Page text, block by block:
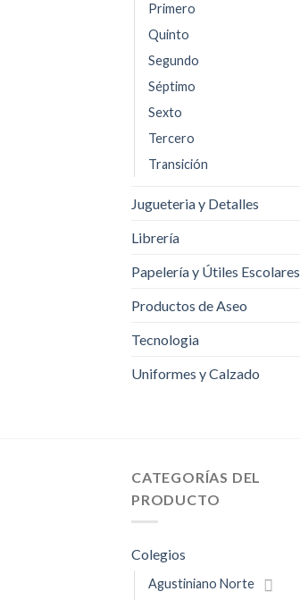
Primero
Quinto
Segundo
Séptimo
Sexto
Tercero
Transición
Jugueteria y Detalles
Librería
Papelería y Útiles Escolares
Productos de Aseo
Tecnologia
Uniformes y Calzado
CATEGORÍAS DEL
PRODUCTO
Colegios
Agustiniano Norte